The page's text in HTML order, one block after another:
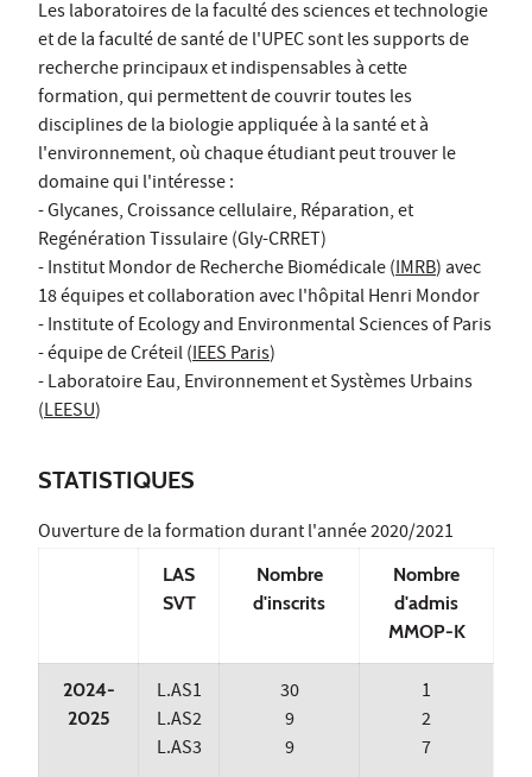
Les laboratoires de la faculté des sciences et technologie
et de la faculté de santé de l'UPEC sont les supports de
recherche principaux et indispensables à cette
formation, qui permettent de couvrir toutes les
disciplines de la biologie appliquée à la santé et à
l'environnement, où chaque étudiant peut trouver le
domaine qui l'intéresse :
- Glycanes, Croissance cellulaire, Réparation, et
Regénération Tissulaire (Gly-CRRET)
- Institut Mondor de Recherche Biomédicale (IMRB) avec
18 équipes et collaboration avec l'hôpital Henri Mondor
- Institute of Ecology and Environmental Sciences of Paris
- équipe de Créteil (IEES Paris)
- Laboratoire Eau, Environnement et Systèmes Urbains
(LEESU)
STATISTIQUES
Ouverture de la formation durant l'année 2020/2021
LAS
SVT
Nombre
d'inscrits
Nombre
d'admis
MMOP-K
2024-
2025
L.AS1
L.AS2
L.AS3
30
9
9
1
2
7